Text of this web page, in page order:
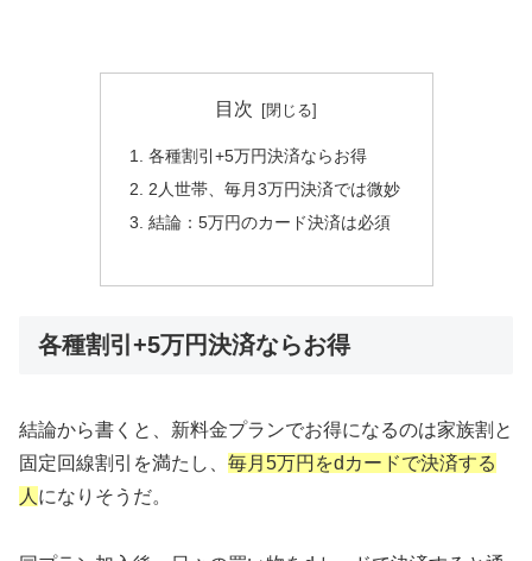
目次
各種割引+5万円決済ならお得
2人世帯、毎月3万円決済では微妙
結論：5万円のカード決済は必須
各種割引+5万円決済ならお得
結論から書くと、新料金プランでお得になるのは家族割と
固定回線割引を満たし、 毎月5万円をdカードで決済する
人 になりそうだ。